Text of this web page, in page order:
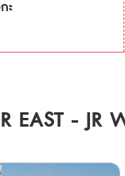
น เนื่องจากต้องนำ
งที่ญี่ปุ่นภายในไม่เกิน
รับภายในวันถัดไป
ภาคคันไซ และ บัตร
Shinkansen (Shin-
ะ
EAST - JR